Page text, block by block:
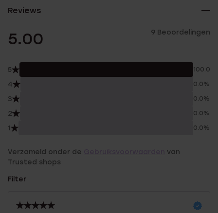
Reviews
5.00 9 Beoordelingen
5 100.0%
4 0.0%
3 0.0%
2 0.0%
1 0.0%
Verzameld onder de
van
Trusted shops
Filter